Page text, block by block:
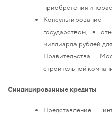
приобретения
государством, в
миллиарда рублей
Правительства
строительной
Синдицированные кредиты
Представление